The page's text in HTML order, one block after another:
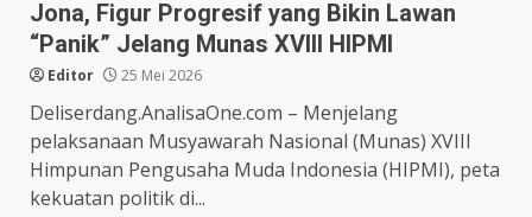
Jona, Figur Progresif yang Bikin Lawan
“Panik” Jelang Munas XVIII HIPMI
Editor 25 Mei 2026
Deliserdang.AnalisaOne.com – Menjelang
pelaksanaan Musyawarah Nasional (Munas) XVIII
Himpunan Pengusaha Muda Indonesia (HIPMI), peta
kekuatan politik di...